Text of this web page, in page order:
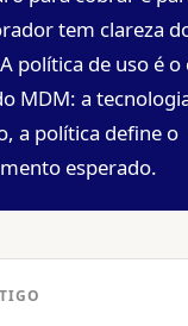
tem clareza
política de uso é
MDM: a
a política define o
esperado.